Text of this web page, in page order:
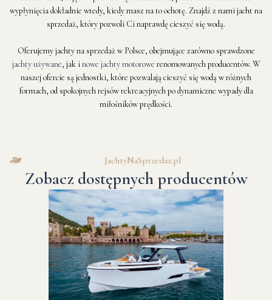
wypłynięcia dokładnie wtedy, kiedy masz na to ochotę. Znajdź z nami jacht na
sprzedaż, który pozwoli Ci naprawdę cieszyć się wodą.
Oferujemy jachty na sprzedaż w Polsce, obejmujące zarówno sprawdzone
jachty używane, jak inowe jachty motorowe renomowanych producentów. W
naszej ofercie są jednostki, które pozwalają cieszyć się wodą w różnych
formach, od spokojnych rejsów rekreacyjnych po dynamiczne wypady dla
miłośników prędkości.
JachtyNaSprzedaz.pl
Zobacz dostępnych producentów